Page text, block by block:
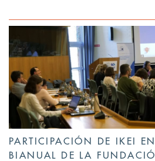
PARTICIPACIÓN DE IKEI
BIANUAL DE LA